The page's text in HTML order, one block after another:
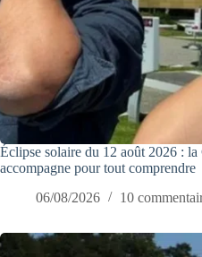
Éclipse solaire du 12 août 2026 : la
accompagne pour tout comprendre
06/08/2026
10